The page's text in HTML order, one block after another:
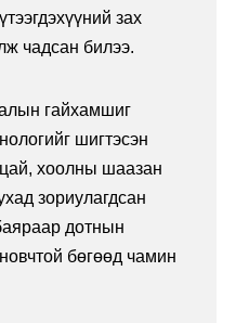
зах
чадсан билээ.
гайхамшиг
шигтэсэн
хоолны шаазан
зориулагдсан
дотнын
бөгөөд чамин